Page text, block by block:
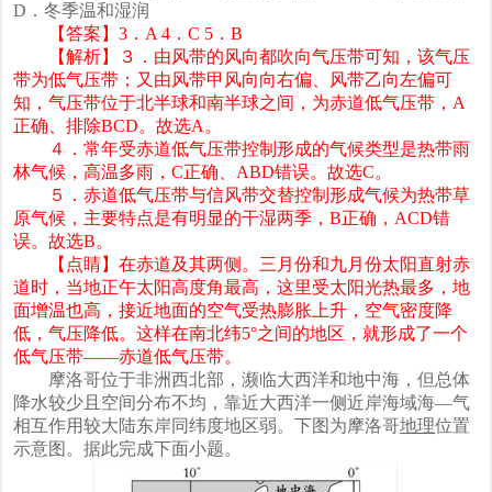
D．冬季温和湿润
【答案】3．A 4．C 5．B
【解析】３．由风带的风向都吹向气压带可知，该气压
带为低气压带；又由风带甲风向向右偏、风带乙向左偏可
知，气压带位于北半球和南半球之间，为赤道低气压带，A
正确、排除BCD。故选A。
４．常年受赤道低气压带控制形成的气候类型是热带雨
林气候，高温多雨，C正确、ABD错误。故选C。
５．赤道低气压带与信风带交替控制形成气候为热带草
原气候，主要特点是有明显的干湿两季，B正确，ACD错
误。故选B。
【点睛】在赤道及其两侧。三月份和九月份太阳直射赤
道时，当地正午太阳高度角最高，这里受太阳光热最多，地
面增温也高，接近地面的空气受热膨胀上升，空气密度降
低，气压降低。这样在南北纬5°之间的地区，就形成了一个
低气压带——赤道低气压带。
摩洛哥位于非洲西北部，濒临大西洋和地中海，但总体
降水较少且空间分布不均，靠近大西洋一侧近岸海域海—气
相互作用较大陆东岸同纬度地区弱。下图为摩洛哥地理位置
示意图。据此完成下面小题。